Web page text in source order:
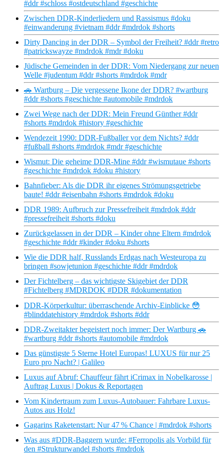
#ddr #schloss #ostdeutschland #geschichte
Zwischen DDR-Kinderliedern und Rassismus #doku
#einwanderung #vietnam #ddr #mdrdok #shorts
Dirty Dancing in der DDR – Symbol der Freiheit? #ddr #retro
#patrickswayze #mdrdok #mdr #doku
Jüdische Gemeinden in der DDR: Vom Niedergang zur neuen
Welle #judentum #ddr #shorts #mdrdok #mdr
🚗 Wartburg – Die vergessene Ikone der DDR? #wartburg
#ddr #shorts #geschichte #automobile #mdrdok
Zwei Wege nach der DDR: Mein Freund Günther #ddr
#shorts #mdrdok #history #geschichte
Wendezeit 1990: DDR-Fußballer vor dem Nichts? #ddr
#fußball #shorts #mdrdok #mdr #geschichte
Wismut: Die geheime DDR-Mine #ddr #wismutaue #shorts
#geschichte #mdrdok #doku #history
Bahnfieber: Als die DDR ihr eigenes Strömungsgetriebe
baute! #ddr #eisenbahn #shorts #mdrdok #doku
DDR 1989: Aufbruch zur Pressefreiheit #mdrdok #ddr
#pressefreiheit #shorts #doku
Zurückgelassen in der DDR – Kinder ohne Eltern #mdrdok
#geschichte #ddr #kinder #doku #shorts
Wie die DDR half, Russlands Erdgas nach Westeuropa zu
bringen #sowjetunion #geschichte #ddr #mdrdok
Der Fichtelberg – das wichtigste Skigebiet der DDR
#Fichtelberg #MDRDOK #DDR #dokumentation
DDR‑Körperkultur: überraschende Archiv‑Einblicke 😳
#blinddatehistory #mdrdok #shorts #ddr
DDR-Zweitakter begeistert noch immer: Der Wartburg 🚗
#wartburg #ddr #shorts #automobile #mdrdok
Das günstigste 5 Sterne Hotel Europas! LUXUS für nur 25
Euro pro Nacht? | Galileo
Luxus auf Abruf: Chauffeur fährt iCrimax in Nobelkarosse |
Auftrag Luxus | Dokus & Reportagen
Vom Kindertraum zum Luxus-Autobauer: Fahrbare Luxus-
Autos aus Holz!
Gagarins Raketenstart: Nur 47 % Chance | #mdrdok #shorts
Was aus #DDR-Baggern wurde: #Ferropolis als Vorbild für
den #Strukturwandel #shorts #mdrdok